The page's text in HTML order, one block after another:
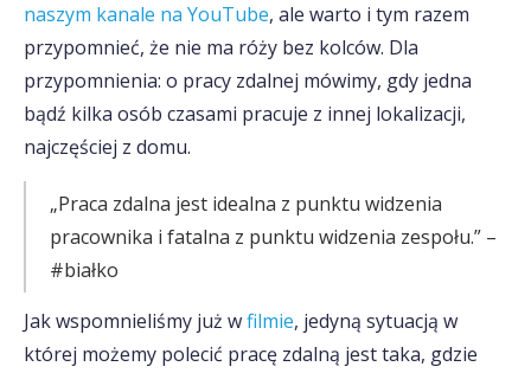
naszym kanale na YouTube, ale warto i tym razem
przypomnieć, że nie ma róży bez kolców. Dla
przypomnienia: o pracy zdalnej mówimy, gdy jedna
bądź kilka osób czasami pracuje z innej lokalizacji,
najczęściej z domu.
„Praca zdalna jest idealna z punktu widzenia
pracownika i fatalna z punktu widzenia zespołu.” –
#białko
Jak wspomnieliśmy już wfilmie, jedyną sytuacją w
której możemy polecić pracę zdalną jest taka, gdzie